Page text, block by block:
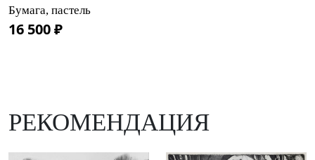
Бумага, пастель
16 500 ₽
РЕКОМЕНДАЦИЯ